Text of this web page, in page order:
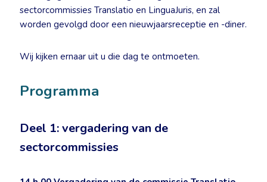
sectorcommissies Translatio en LinguaJuris, en zal
worden gevolgd door een nieuwjaarsreceptie en -diner.
Wij kijken ernaar uit u die dag te ontmoeten.
Programma
Deel 1: vergadering van de
sectorcommissies